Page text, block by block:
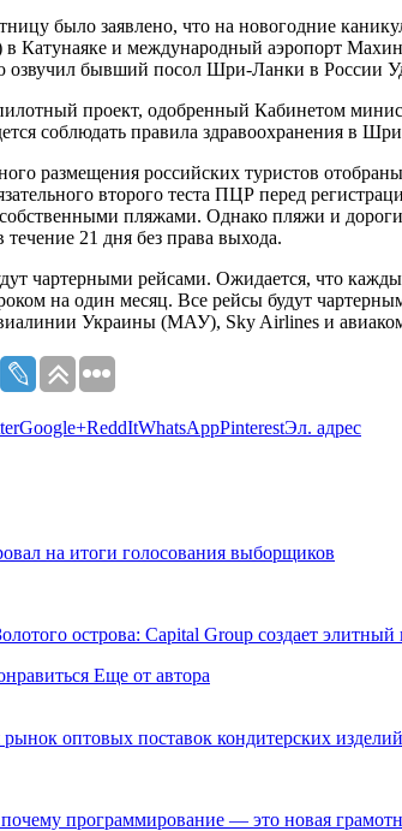
было заявлено, что на новогодние
Катунаяке и международный аэропорт
бывший посол Шри-Ланки в России
проект, одобренный Кабинетом
соблюдать правила здравоохранения в
размещения российских туристов
второго теста ПЦР перед
пляжами. Однако пляжи и
течение 21 дня без права выхода.
чартерными рейсами. Ожидается, что
на один месяц. Все рейсы будут
Украины (МАУ), Sky Airlines и
Google+ReddItWhatsAppPinterestЭл. адрес
на итоги голосования выборщиков
острова: Capital Group создает элитный
Еще от автора
рынок оптовых поставок кондитерских
программирование — это новая